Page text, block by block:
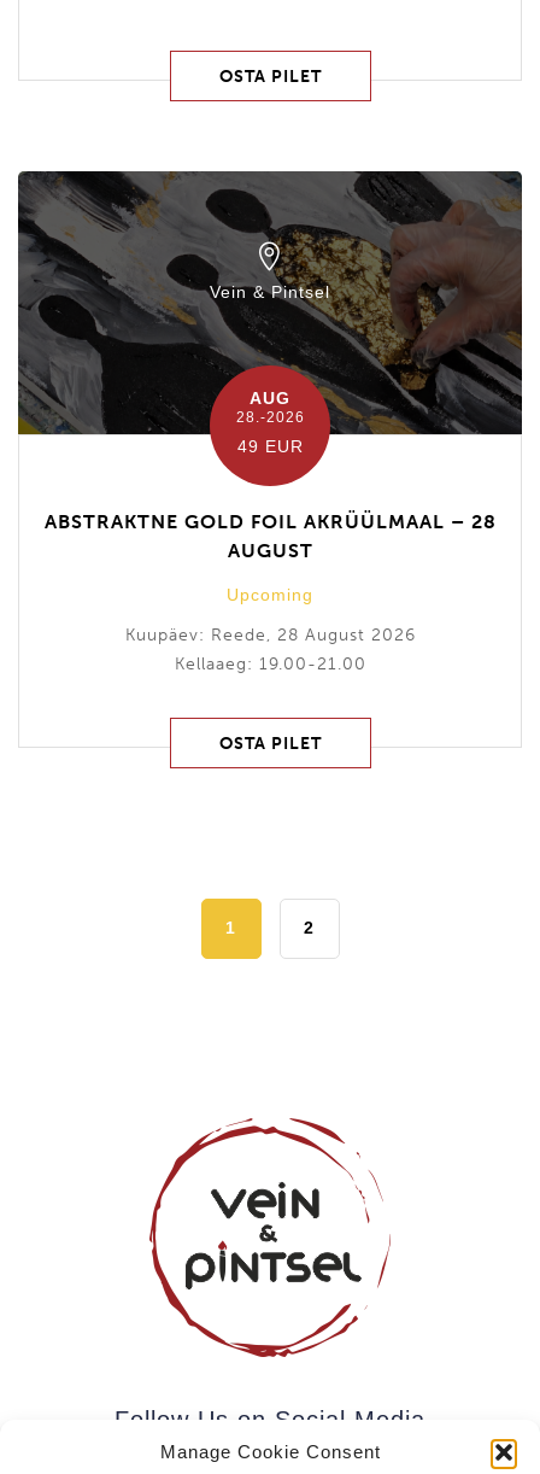
Manage Cookie Consent
OSTA PILET
Vein & Pintsel
AUG
28.-2026
49 EUR
ABSTRAKTNE GOLD FOIL AKRÜÜLMAAL – 28
AUGUST
Upcoming
Kuupäev: Reede, 28 August 2026
Kellaaeg: 19.00-21.00
OSTA PILET
1 2
Follow Us on Social Media